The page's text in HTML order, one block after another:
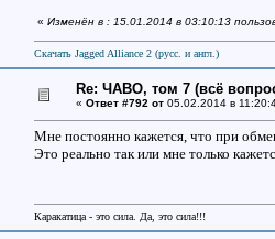
« Изменён в : 15.01.2014 в 03:10:13
Скачать Jagged Alliance 2 (русс. и англ.)
Re: ЧАВО, том 7 (всё
« Ответ #792 от05.02.2014 в
Мне постоянно кажется, что при
Это реально так или мне только
Каракатица - это сила. Да, это сила!!!